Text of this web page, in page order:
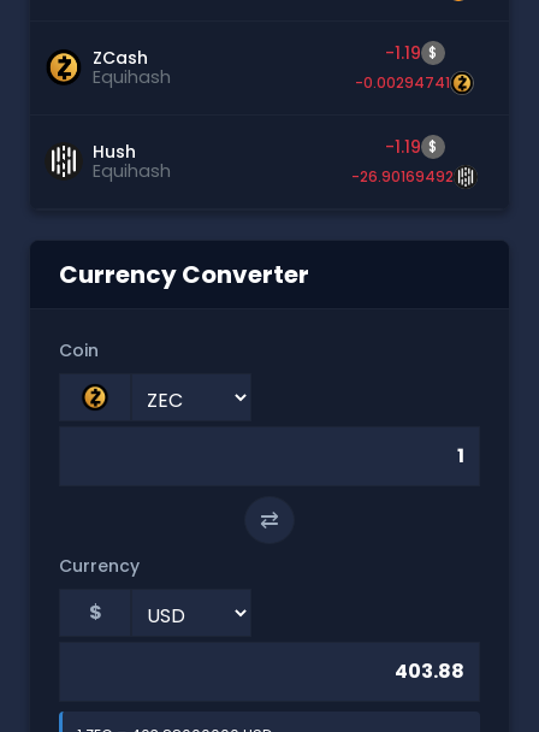
ZCash
Equihash
-1.19 $
-0.00294741
Hush
Equihash
-1.19 $
-26.90169492
Currency Converter
Coin
⇄
Currency
$